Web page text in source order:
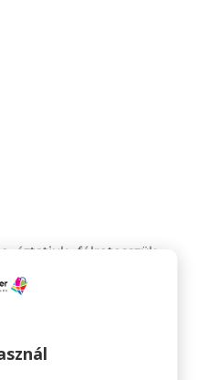
áztatjuk, félretesszük
A joghurt egy részét
a krémes